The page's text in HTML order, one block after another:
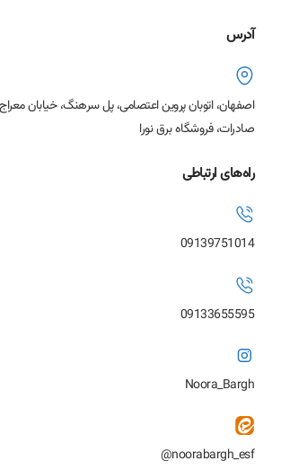
آدرس
اصفهان، اتوبان پروین اعتصامی، پل سرهنگ، خیابان
صادرات، فروشگاه برق نورا
راه‌های ارتباطی
09139751014
09133655595
Noora_Bargh
noorabargh_esf@